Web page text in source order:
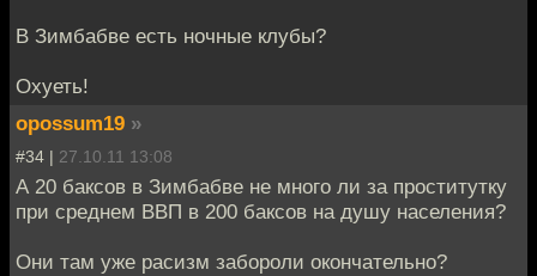
В Зимбабве есть ночные клубы?
Охуеть!
opossum19 »
#34 | 27.10.11 13:08
А 20 баксов в Зимбабве не много ли за проститутку
при среднем ВВП в 200 баксов на душу населения?
Они там уже расизм забороли окончательно?